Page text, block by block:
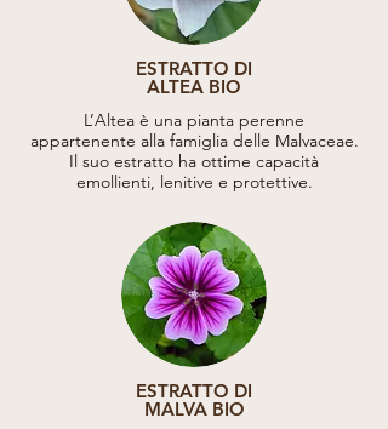
ESTRATTO DI
ALTEA BIO
L’Altea è una pianta perenne
appartenente alla famiglia delle Malvaceae.
Il suo estratto ha ottime capacità
emollienti, lenitive e protettive.
ESTRATTO DI
MALVA BIO